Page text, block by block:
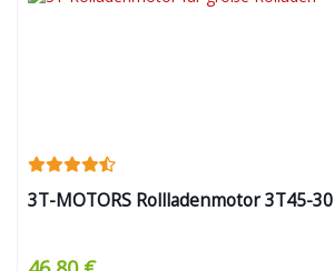
3T-MOTORS Rollladenmotor 3T45-30